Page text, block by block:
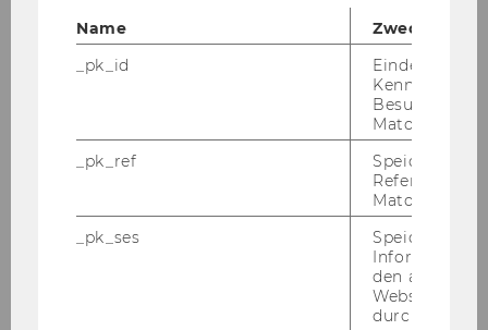
Name
Zweck
_pk_id
Eindeutige
Besuchers
Matomo.
_pk_ref
Speicherung
Referrers
Matomo.
_pk_ses
Speicherung
den aktuellen
durch